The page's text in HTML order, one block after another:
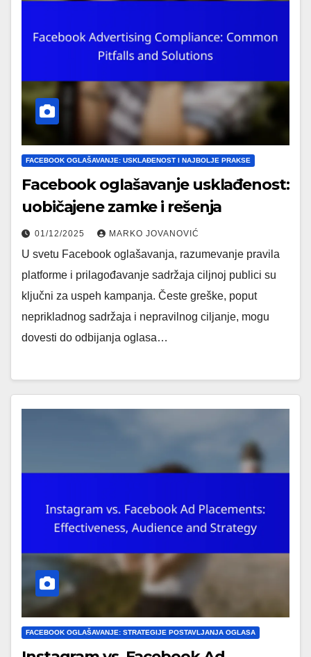
FACEBOOK OGLAŠAVANJE: USKLAĐENOST I NAJBOLJE PRAKSE
Facebook oglašavanje usklađenost:
uobičajene zamke i rešenja
01/12/2025 MARKO JOVANOVIĆ
U svetu Facebook oglašavanja, razumevanje pravila
platforme i prilagođavanje sadržaja ciljnoj publici su
ključni za uspeh kampanja. Česte greške, poput
neprikladnog sadržaja i nepravilnog ciljanje, mogu
dovesti do odbijanja oglasa…
FACEBOOK OGLAŠAVANJE: STRATEGIJE POSTAVLJANJA OGLASA